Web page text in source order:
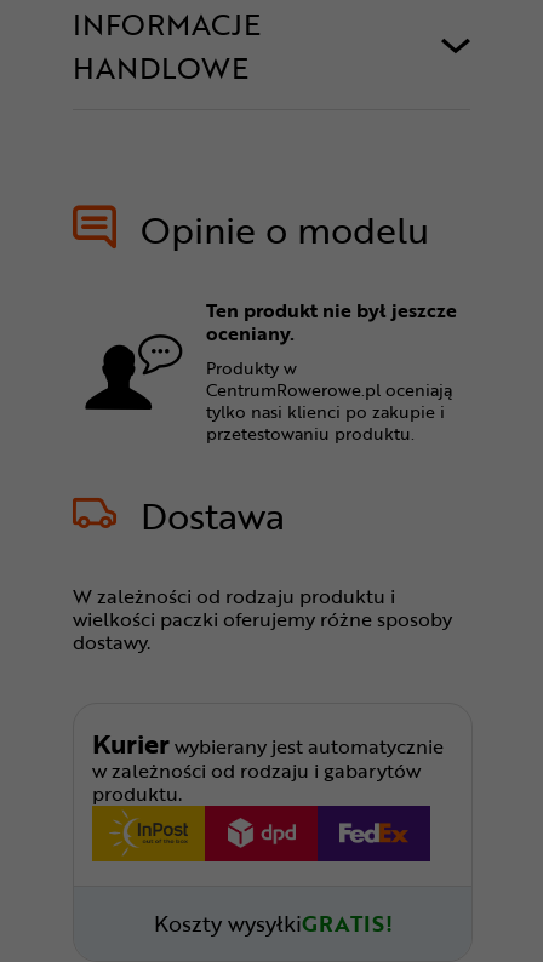
INFORMACJE
HANDLOWE
Opinie o modelu
Ten produkt nie był jeszcze
oceniany.
Produkty w
CentrumRowerowe.pl oceniają
tylko nasi klienci po zakupie i
przetestowaniu produktu.
Dostawa
W zależności od rodzaju produktu i
wielkości paczki oferujemy różne sposoby
dostawy.
Kurierwybierany jest automatycznie
w zależności od rodzaju i gabarytów
produktu.
Koszty wysyłkiGRATIS!